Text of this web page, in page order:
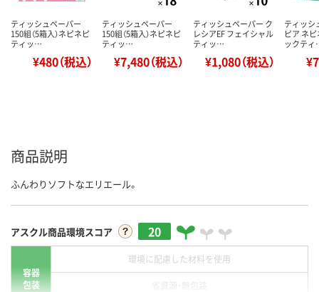
ティッシュペーパー
150組（5箱入）ネピネピ
ティッ…
¥480（税込）
ティッシュペーパー
150組（5箱入）ネピネピ
ティッ…
¥7,480（税込）
ティッシュペーパー ク
レシアEF フェイシャル
ティッ…
¥1,080（税込）
ティッシ
ピア ネ
ックテ
商品説明
ふんわりソフトなエリエール。
アスクル商品環境スコア 20
容器
包装
環境に配慮した材料を使用